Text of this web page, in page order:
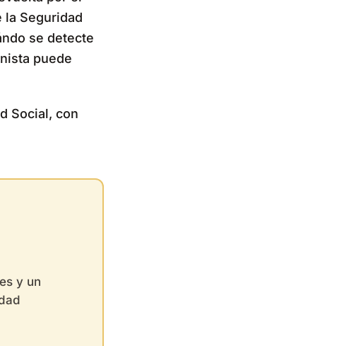
la Seguridad
se detecte
puede
Social, con
y un